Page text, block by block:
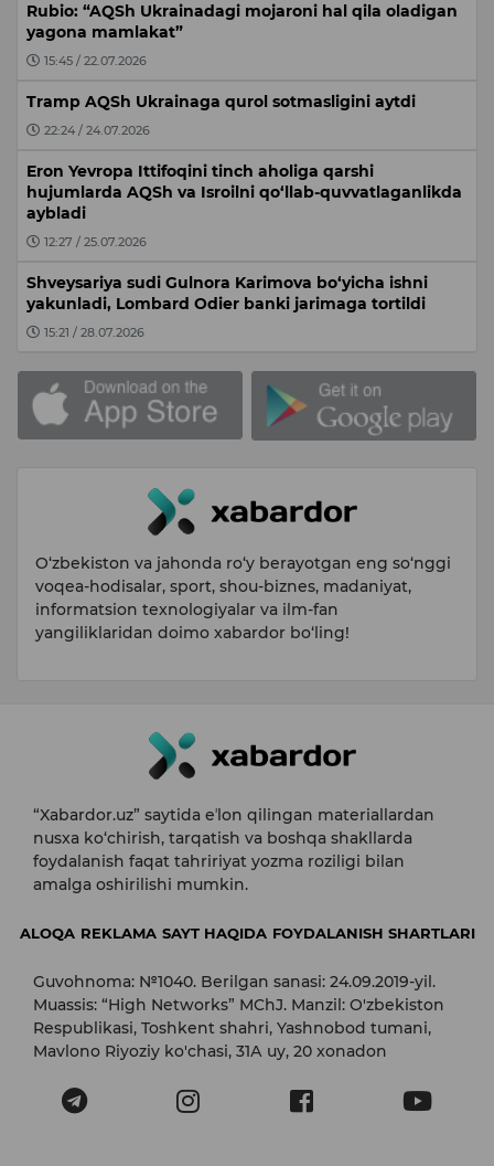
Rubio: “AQSh Ukrainadagi mojaroni hal qila oladigan
yagona mamlakat”
15:45 / 22.07.2026
Tramp AQSh Ukrainaga qurol sotmasligini aytdi
22:24 / 24.07.2026
Eron Yevropa Ittifoqini tinch aholiga qarshi
hujumlarda AQSh va Isroilni qo‘llab-quvvatlaganlikda
aybladi
12:27 / 25.07.2026
Shveysariya sudi Gulnora Karimova bo‘yicha ishni
yakunladi, Lombard Odier banki jarimaga tortildi
15:21 / 28.07.2026
O‘zbekiston va jahonda ro‘y berayotgan eng so‘nggi
voqea-hodisalar, sport, shou-biznes, madaniyat,
informatsion texnologiyalar va ilm-fan
yangiliklaridan doimo xabardor bo‘ling!
“Xabardor.uz” saytida eʼlon qilingan materiallardan
nusxa ko‘chirish, tarqatish va boshqa shakllarda
foydalanish faqat tahririyat yozma roziligi bilan
amalga oshirilishi mumkin.
ALOQA REKLAMA SAYT HAQIDA FOYDALANISH SHARTLARI
Guvohnoma: №1040. Berilgan sanasi: 24.09.2019-yil.
Muassis: “High Networks” MChJ. Manzil: O'zbekiston
Respublikasi, Toshkent shahri, Yashnobod tumani,
Mavlono Riyoziy ko'chasi, 31А uy, 20 xonadon